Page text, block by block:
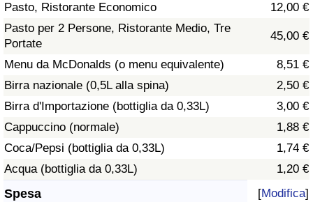
Pasto, Ristorante Economico
12,00 €
Pasto per 2 Persone, Ristorante Medio, Tre
Portate
45,00 €
Menu da McDonalds (o menu equivalente)
8,51 €
Birra nazionale (0,5L alla spina)
2,50 €
Birra d'Importazione (bottiglia da 0,33L)
3,00 €
Cappuccino (normale)
1,88 €
Coca/Pepsi (bottiglia da 0,33L)
1,74 €
Acqua (bottiglia da 0,33L)
1,20 €
Spesa [Modifica]
Indice del Costo della Vita per Nazione
ad Aqaba
Indice del Prezzo delle Case per Nazione
Indice della qualità della vita per Paese
Criminalità
Indice del Tasso di Criminalità (Corrente)
Indice della Criminalità
Indice di criminalità per paese